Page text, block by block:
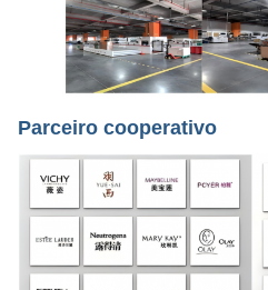
Parceiro cooperativo